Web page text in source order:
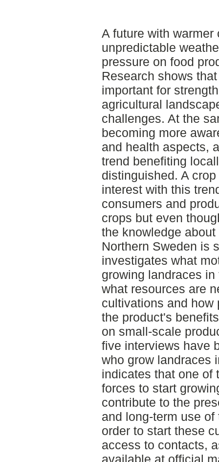
A future with warmer
unpredictable
pressure on food
Research shows
important for
agricultural
challenges. At the
becoming more
and health aspects,
trend benefiting
distinguished. A
interest with this
consumers and
crops but even
the knowledge
Northern Sweden is
investigates what
growing landraces
what resources are
cultivations and how
the product's
on small-scale
five interviews have
who grow landraces
indicates that one of
forces to start
contribute to the
and long-term use
order to start these
access to contacts,
available at official